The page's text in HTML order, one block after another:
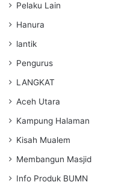
Pelaku Lain
Hanura
lantik
Pengurus
LANGKAT
Aceh Utara
Kampung Halaman
Kisah Mualem
Membangun Masjid
Info Produk BUMN